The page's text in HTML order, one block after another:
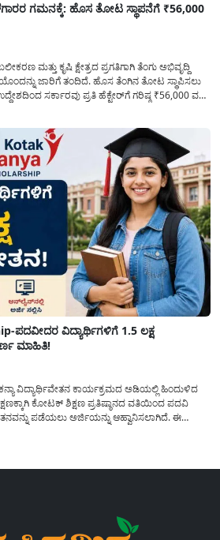
ಗಮನಕ್ಕೆ: ಹೊಸ ತೋಟ ಸ್ಥಾಪನೆಗೆ ₹56,000
ಮತ್ತು ಕೃಷಿ ಕ್ಷೇತ್ರದ ಪ್ರಗತಿಗಾಗಿ ತೆಂಗು ಅಭಿವೃದ್ದಿ
ಜಾರಿಗೆ ತಂದಿದೆ. ಹೊಸ ತೆಂಗಿನ ತೋಟ ಸ್ಥಾಪಿಸಲು
ಸರ್ಕಾರವು ಪ್ರತಿ ಹೆಕ್ಟೇರ್‌ಗೆ ಗರಿಷ್ಠ ₹56,000 ವರೆಗೆ
ಪದವೀದರ ವಿದ್ಯಾರ್ಥಿಗಳಿಗೆ 1.5 ಲಕ್ಷ
ಮಾಹಿತಿ!
ವಿದ್ಯಾರ್ಥಿವೇತನ ಕಾರ್ಯಕ್ರಮದ ಅಡಿಯಲ್ಲಿ ಹಿಂದುಳಿದ
ಕೋಟಕ್ ಶಿಕ್ಷಣ ಪ್ರತಿಷ್ಠಾನದ ವತಿಯಿಂದ ಪದವಿ
ಪಡೆಯಲು ಅರ್ಜಿಯನ್ನು ಆಹ್ವಾನಿಸಲಾಗಿದೆ. ಈ